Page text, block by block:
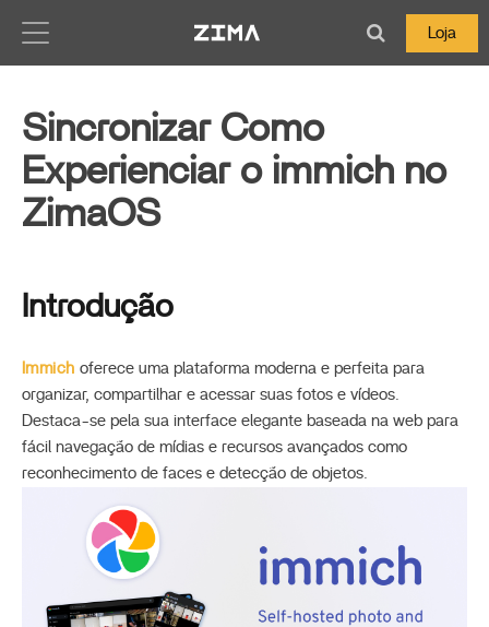
Loja
Sincronizar Como
Experienciar o immich no
ZimaOS
Introdução
Immich oferece uma plataforma moderna e perfeita para
organizar, compartilhar e acessar suas fotos e vídeos.
Destaca-se pela sua interface elegante baseada na web para
fácil navegação de mídias e recursos avançados como
reconhecimento de faces e detecção de objetos.